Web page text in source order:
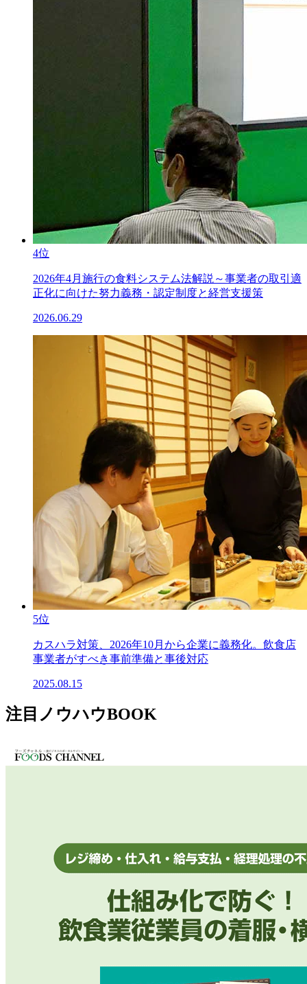
4位
2026年4月施行の食料システム法解説～事業者の取引適
正化に向けた努力義務・認定制度と経営支援策
2026.06.29
5位
カスハラ対策、2026年10月から企業に義務化。飲食店
事業者がすべき事前準備と事後対応
2025.08.15
注目ノウハウBOOK